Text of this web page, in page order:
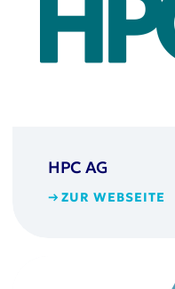
HPC AG
ZUR WEBSEITE